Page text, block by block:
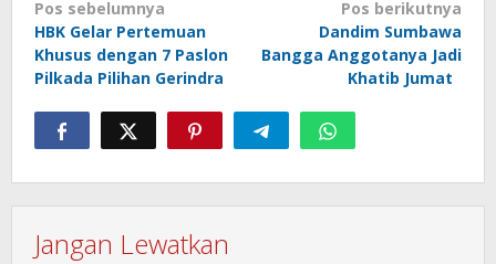
Navigasi
pos
Pos sebelumnya
HBK Gelar Pertemuan
Khusus dengan 7 Paslon
Pilkada Pilihan Gerindra
Pos berikutnya
Dandim Sumbawa
Bangga Anggotanya Jadi
Khatib Jumat
Jangan Lewatkan